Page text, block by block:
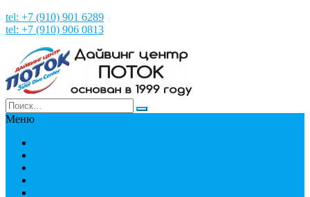
tel: +7 (910) 901 6289
tel: +7 (910) 906 0813
Меню